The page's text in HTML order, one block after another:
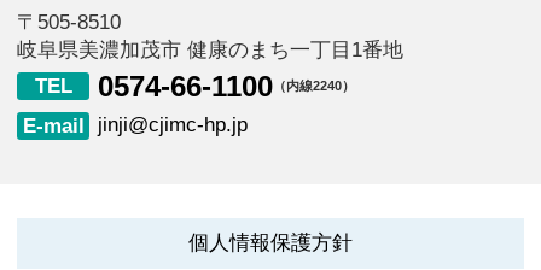
〒505-8510
岐阜県美濃加茂市 健康のまち一丁目1番地
0574-66-1100 （内線2240）
jinji@cjimc-hp.jp
個人情報保護方針